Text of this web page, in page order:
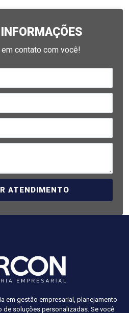
contato com você!
ATENDIMENTO
em gestão empresarial, planejamento
de soluções personalizadas. Se você